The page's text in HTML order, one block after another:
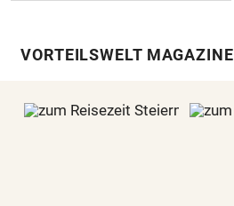
VORTEILSWELT MAGAZINE